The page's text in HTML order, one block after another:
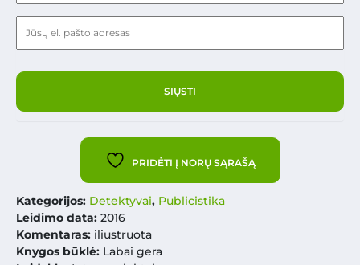
PRIDĖTI Į NORŲ SĄRAŠĄ
Kategorijos: Detektyvai, Publicistika
Leidimo data: 2016
Komentaras: iliustruota
Knygos būklė: Labai gera